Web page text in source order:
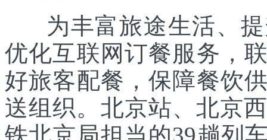
为丰富旅途生活、提
优化互联网订餐服务，
好旅客配餐，保障餐饮
送组织。北京站、北京
铁北京局担当的39趟列